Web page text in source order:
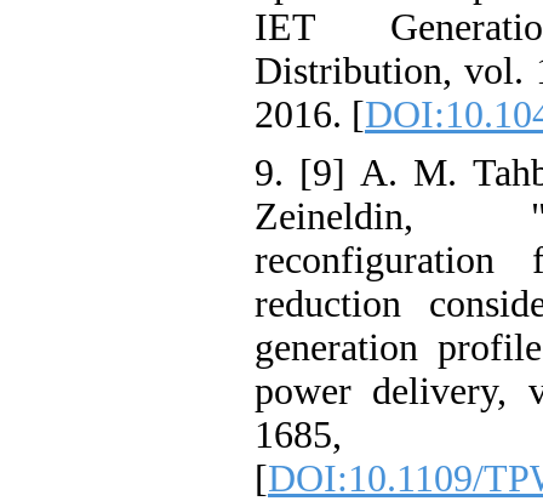
IET
Distribution, vol.
2016. [
9. [9] A. M.
Zeineldin,
reduction
generation
power delivery,
[DOI:10.1109/